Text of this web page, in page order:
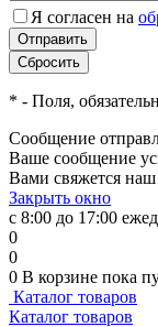
Я согласен на
* - Поля,
Сообщение
Ваше сообщение
Вами свяжется наш
Закрыть окно
с 8:00 до 17:00
0
0
0 В корзине пока
Каталог товаров
Каталог товаров